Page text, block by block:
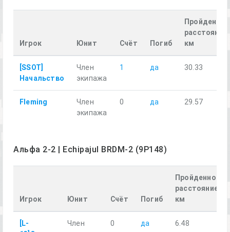
Игрок Юнит Счёт Погиб
Пройденное
расстояние,
км
[SSOT]
Начальство
Член
экипажа
1 да 30.33
Fleming
Член
экипажа
0 да 29.57
Альфа 2-2 | Echipajul BRDM-2 (9P148)
Игрок Юнит Счёт Погиб
Пройденное
расстояние,
км
[L-
Член
0 да 6.48